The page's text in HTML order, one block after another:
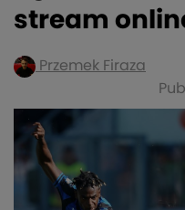
stream
Przemek Firaza